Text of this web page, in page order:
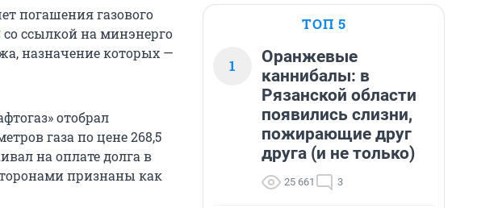
погашения газового
со ссылкой на минэнерго
назначение которых —
отобрал
газа по цене 268,5
на оплате долга в
признаны как
ТОП 5
1
Оранжевые
каннибалы: в
Рязанской области
появились слизни,
пожирающие друг
друга (и не только)
25 661 3